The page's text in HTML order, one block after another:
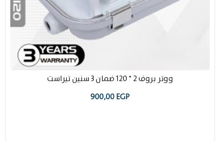
ووتر بروف 2 * 120 ضمان 3 سنين تيراست
900,00EGP